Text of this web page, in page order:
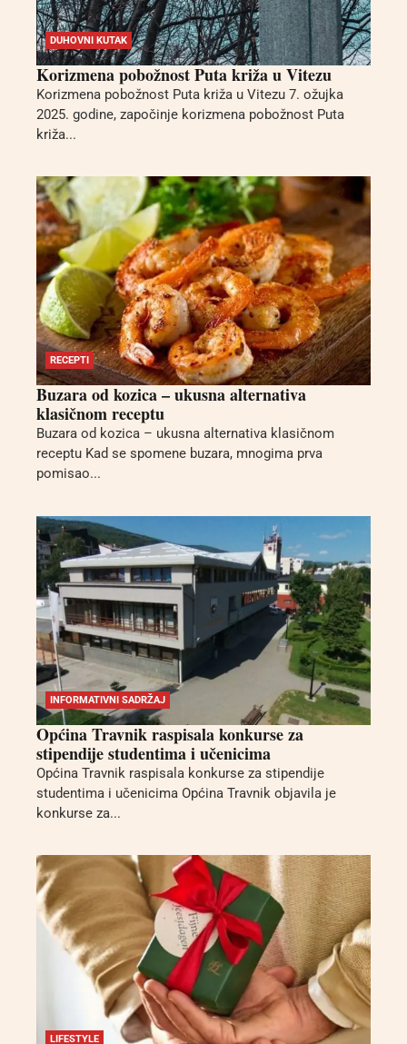
DUHOVNI KUTAK
Korizmena pobožnost Puta križa u Vitezu
Korizmena pobožnost Puta križa u Vitezu 7. ožujka
2025. godine, započinje korizmena pobožnost Puta
križa...
RECEPTI
Buzara od kozica – ukusna alternativa
klasičnom receptu
Buzara od kozica – ukusna alternativa klasičnom
receptu Kad se spomene buzara, mnogima prva
pomisao...
INFORMATIVNI SADRŽAJ
Općina Travnik raspisala konkurse za
stipendije studentima i učenicima
Općina Travnik raspisala konkurse za stipendije
studentima i učenicima Općina Travnik objavila je
konkurse za...
LIFESTYLE